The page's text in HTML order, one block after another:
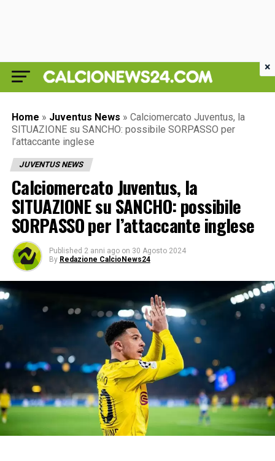
Home » Juventus News » Calciomercato Juventus, la
SITUAZIONE su SANCHO: possibile SORPASSO per
l’attaccante inglese
JUVENTUS NEWS
Calciomercato Juventus, la
SITUAZIONE su SANCHO: possibile
SORPASSO per l’attaccante inglese
Published 2 anni ago on 30 Agosto 2024
By Redazione CalcioNews24
×